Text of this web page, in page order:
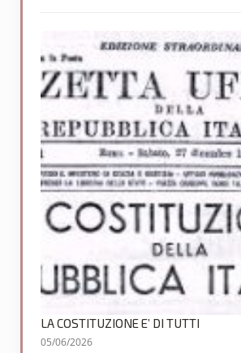
LA COSTITUZIONE E’ DI TUTTI
05/06/2026